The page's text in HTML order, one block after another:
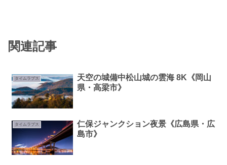
関連記事
タイムラプス
天空の城備中松山城の雲海 8K《岡山
県・高梁市》
タイムラプス
仁保ジャンクション夜景《広島県・広
島市》